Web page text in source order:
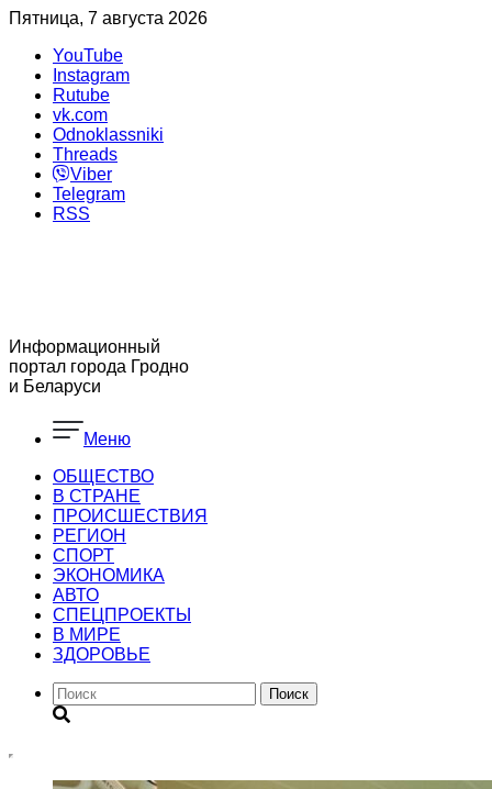
Пятница, 7 августа 2026
YouTube
Instagram
Rutube
vk.com
Odnoklassniki
Threads
Viber
Telegram
RSS
Информационный
портал города Гродно
и Беларуси
Меню
ОБЩЕСТВО
В СТРАНЕ
ПРОИСШЕСТВИЯ
РЕГИОН
CПОРТ
ЭКОНОМИКА
АВТО
СПЕЦПРОЕКТЫ
В МИРЕ
ЗДОРОВЬЕ
Поиск